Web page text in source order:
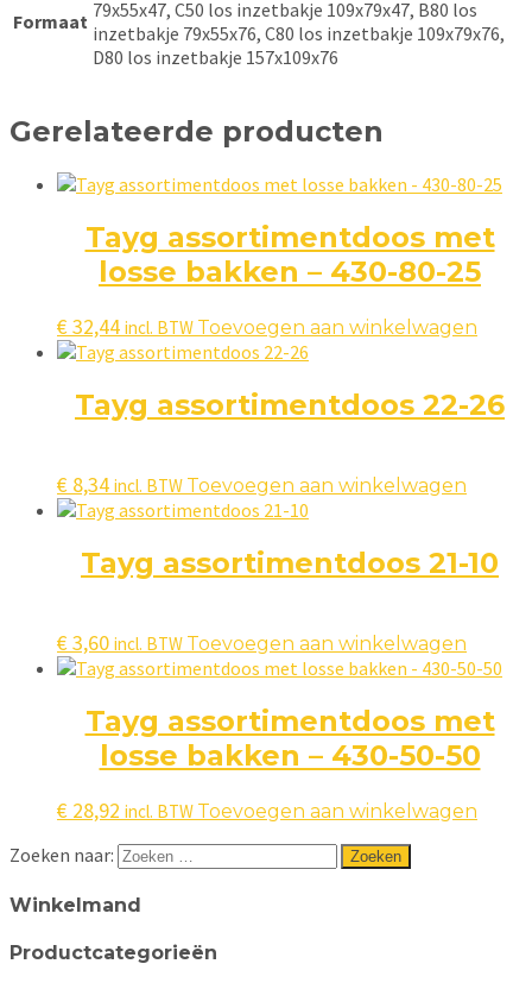
Formaat 79x55x47, C50 los inzetbakje 109x79x47, B80 los
inzetbakje 79x55x76, C80 los inzetbakje 109x79x76,
D80 los inzetbakje 157x109x76
Gerelateerde producten
Tayg assortimentdoos met
losse bakken – 430-80-25
€32,44 incl. BTW Toevoegen aan winkelwagen
Tayg assortimentdoos 22-26
€ 8,34 incl. BTW Toevoegen aan winkelwagen
Tayg assortimentdoos 21-10
€3,60 incl. BTW Toevoegen aan winkelwagen
Tayg assortimentdoos met
losse bakken – 430-50-50
€ 28,92 incl. BTW Toevoegen aan winkelwagen
Zoeken naar:
Winkelmand
Productcategorieën